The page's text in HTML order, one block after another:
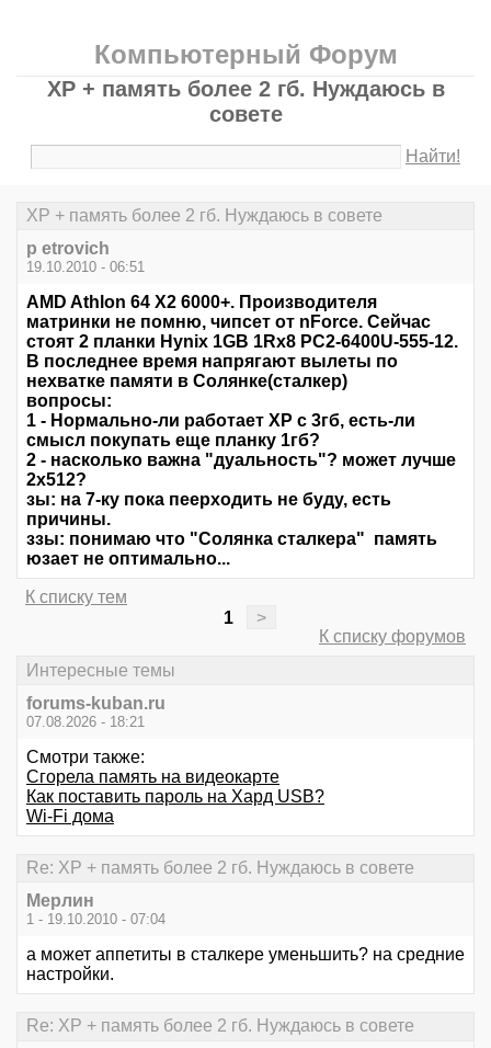
Компьютерный Форум
XP + память более 2 гб. Нуждаюсь в
совете
Найти!
XP + память более 2 гб. Нуждаюсь в совете
p etrovich
19.10.2010 - 06:51
AMD Athlon 64 X2 6000+. Производителя
матринки не помню, чипсет от nForce. Сейчас
стоят 2 планки Hynix 1GB 1Rx8 PC2-6400U-555-12.
В последнее время напрягают вылеты по
нехватке памяти в Солянке(сталкер)
вопросы:
1 - Нормально-ли работает ХР с 3гб, есть-ли
смысл покупать еще планку 1гб?
2 - насколько важна "дуальность"? может лучше
2х512?
зы: на 7-ку пока пеерходить не буду, есть
причины.
ззы: понимаю что "Солянка сталкера" память
юзает не оптимально...
К списку тем
1
>
К списку форумов
Интересные темы
forums-kuban.ru
07.08.2026 - 18:21
Смотри также:
Сгорела память на видеокарте
Как поставить пароль на Хард USB?
Wi-Fi дома
Re: XP + память более 2 гб. Нуждаюсь в совете
Мерлин
1 - 19.10.2010 - 07:04
а может аппетиты в сталкере уменьшить? на средние
настройки.
Re: XP + память более 2 гб. Нуждаюсь в совете